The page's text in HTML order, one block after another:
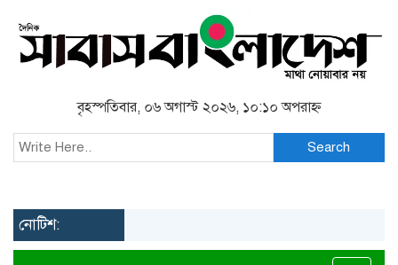
বৃহস্পতিবার, ০৬ অগাস্ট ২০২৬, ১০:১০ অপরাহ্ন
Search
নোটিশ: